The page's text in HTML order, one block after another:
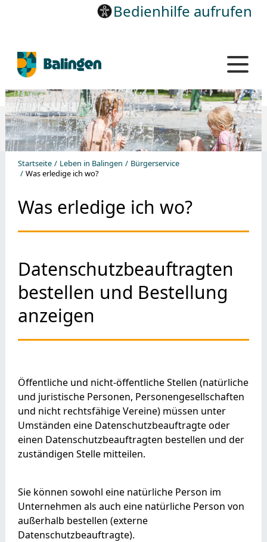
Bedienhilfe aufrufen
Startseite Leben in Balingen
Bürgerservice
Was erledige ich wo?
Was erledige ich wo?
Datenschutzbeauftragten
bestellen und Bestellung
anzeigen
Öffentliche und nicht-öffentliche Stellen (natürliche
und juristische Personen, Personengesellschaften
und nicht rechtsfähige Vereine)müssen unter
Umständen eine Datenschutzbeauftragte oder
einen Datenschutzbeauftragten bestellen und der
zuständigen Stelle mitteilen.
Sie können sowohl eine natürliche Person im
Unternehmen als auch eine natürliche Person von
außerhalb bestellen (externe
Datenschutzbeauftragte).